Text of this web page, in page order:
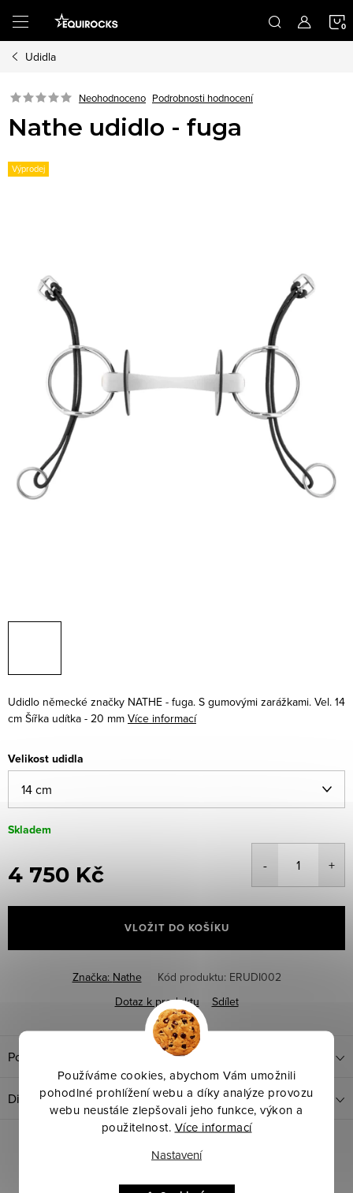
Používáme cookies, abychom Vám umožnili
pohodlné prohlížení webu a díky analýze provozu
webu neustále zlepšovali jeho funkce, výkon a
použitelnost. Více informací
Nastavení
obsah
Udidla
Neohodnoceno Podrobnosti hodnocení
Nathe udidlo - fuga
Výprodej
Udidlo německé značky NATHE - fuga. S gumovými zarážkami. Vel. 14
cm Šířka udítka - 20 mm Více informací
Velikost udidla
Skladem
4 750 Kč
cena:
VLOŽIT DO KOŠÍKU
Značka: Nathe Kód produktu: ERUDI002
Dotaz k produktu
Sdílet
Popis produktu
Diskuze